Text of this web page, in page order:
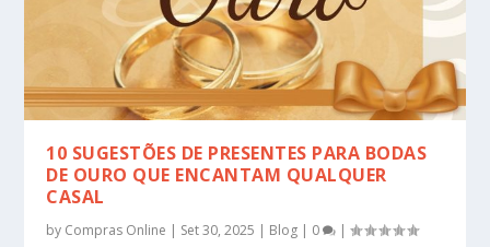
10 SUGESTÕES DE PRESENTES PARA BODAS
DE OURO QUE ENCANTAM QUALQUER
CASAL
by Compras Online | Set 30, 2025 | Blog | 0 |